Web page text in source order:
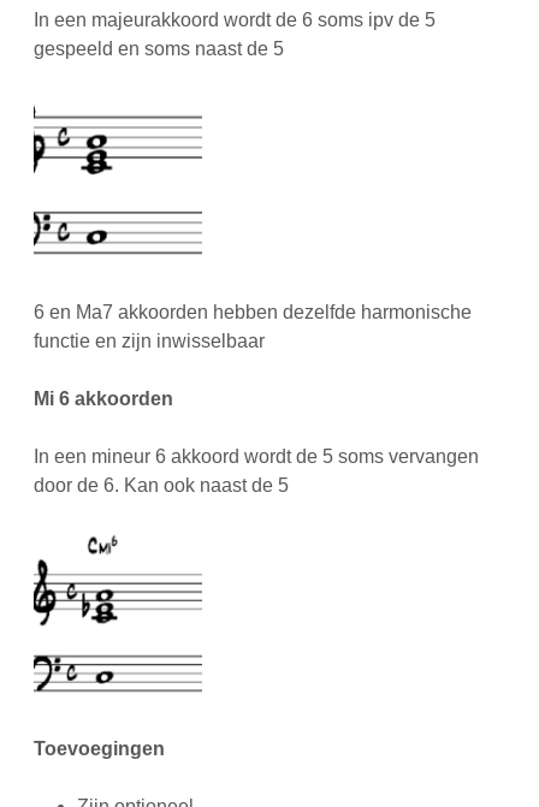
In een majeurakkoord wordt de 6 soms ipv de 5
gespeeld en soms naast de 5
6 en Ma7 akkoorden hebben dezelfde harmonische
functie en zijn inwisselbaar
Mi 6 akkoorden
In een mineur 6 akkoord wordt de 5 soms vervangen
door de 6. Kan ook naast de 5
Toevoegingen